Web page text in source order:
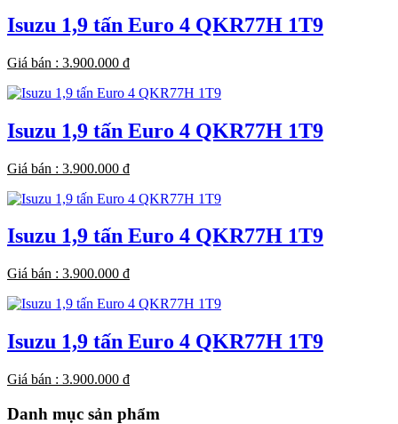
Isuzu 1,9 tấn Euro 4 QKR77H 1T9
Giá bán : 3.900.000 đ
Isuzu 1,9 tấn Euro 4 QKR77H 1T9
Giá bán : 3.900.000 đ
Isuzu 1,9 tấn Euro 4 QKR77H 1T9
Giá bán : 3.900.000 đ
Isuzu 1,9 tấn Euro 4 QKR77H 1T9
Giá bán : 3.900.000 đ
Danh mục sản phẩm